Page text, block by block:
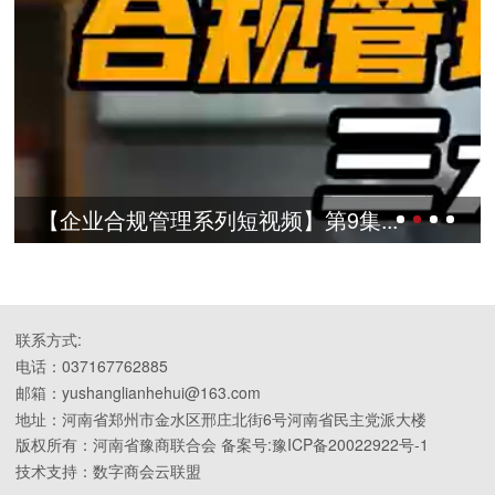
业合规管理系列短视频】第9集... 【
联系方式:
电话：037167762885
邮箱：yushanglianhehui@163.com
地址：河南省郑州市金水区邢庄北街6号河南省民主党派大楼
版权所有：河南省豫商联合会 备案号:豫ICP备20022922号-1
技术支持：数字商会云联盟